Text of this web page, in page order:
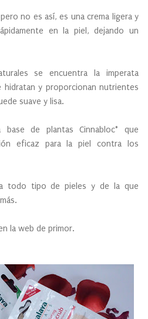
no es así, es una crema ligera y
en la piel, dejando un
se encuentra la imperata
hidratan y proporcionan nutrientes
suave y lisa.
de plantas Cinnabloc* que
eficaz para la piel contra los
todo tipo de pieles y de la que
la web de primor.